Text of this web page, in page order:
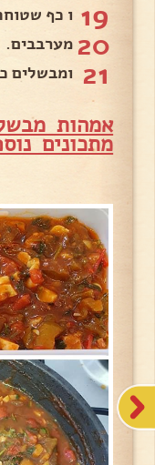
19 ו כף
20 מערבבים.
21 ומבשלים כ5 דקות.
אמהות
מתכונים